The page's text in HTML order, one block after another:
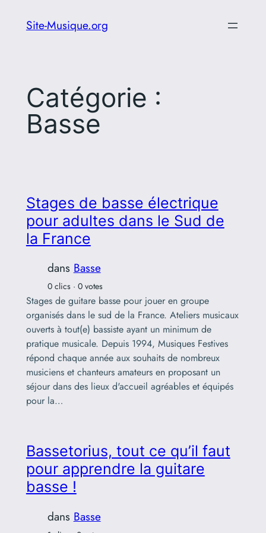
Site-Musique.org
Catégorie :
Basse
Stages de basse électrique
pour adultes dans le Sud de
la France
dans Basse
0 clics · 0 votes
Stages de guitare basse pour jouer en groupe
organisés dans le sud de la France. Ateliers musicaux
ouverts à tout(e) bassiste ayant un minimum de
pratique musicale. Depuis 1994, Musiques Festives
répond chaque année aux souhaits de nombreux
musiciens et chanteurs amateurs en proposant un
séjour dans des lieux d'accueil agréables et équipés
pour la…
Bassetorius, tout ce qu’il faut
pour apprendre la guitare
basse !
dans Basse